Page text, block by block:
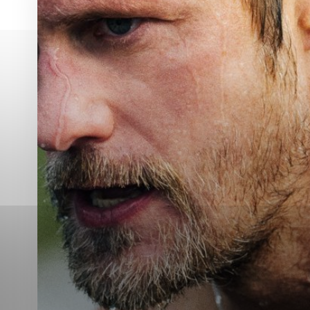
Karanténna stanica Malacky
Sčítanie obyvateľov, domov a bytov
2021
Separovaný zber v meste
Technické cookies
Technické súbory cookie
tým, že umožňujú
stránky. Bez týchto
Analytické cookies
Analytické cookies
aby mohol stránky
možné ich spojiť s